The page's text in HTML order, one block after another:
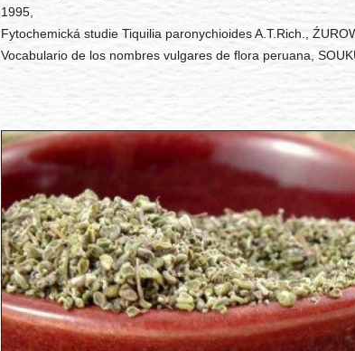
1995,
Fytochemická studie Tiquilia paronychioides A.T.Rich.,
Vocabulario de los nombres vulgares de flora peruana,